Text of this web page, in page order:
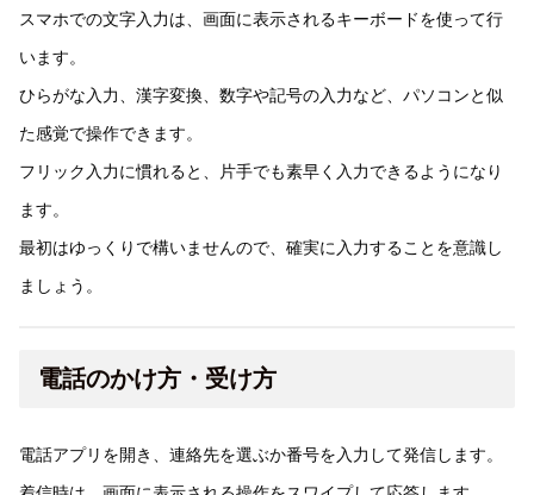
スマホでの文字入力は、画面に表示されるキーボードを使って行
います。
ひらがな入力、漢字変換、数字や記号の入力など、パソコンと似
た感覚で操作できます。
フリック入力に慣れると、片手でも素早く入力できるようになり
ます。
最初はゆっくりで構いませんので、確実に入力することを意識し
ましょう。
電話のかけ方・受け方
電話アプリを開き、連絡先を選ぶか番号を入力して発信します。